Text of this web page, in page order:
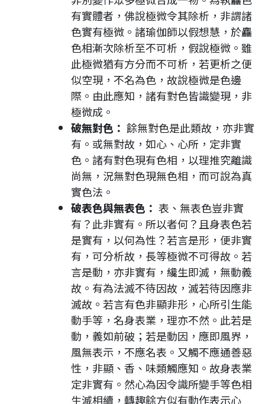
有實體者，佛說極微令其除析，非謂諸
色實有極微。諸瑜伽師以假想慧，於麤
色相漸次除析至不可析，假說極微。雖
此極微猶有方分而不可析，若更析之便
似空現，不名為色，故說極微是色邊
際。由此應知，諸有對色皆識變現，非
極微成。
破無對色： 餘無對色是此類故，亦非實
有。或無對故，如心、心所，定非實
色。諸有對色現有色相，以理推究離識
尚無，況無對色現無色相，而可說為真
實色法。
破表色與無表色： 表、無表色豈非實
有？此非實有。所以者何？且身表色若
是實有，以何為性？若言是形，便非實
有，可分析故，長等極微不可得故。若
言是動，亦非實有，纔生即滅，無動義
故。有為法滅不待因故，滅若待因應非
滅故。若言有色非顯非形，心所引生能
動手等，名身表業，理亦不然。此若是
動，義如前破；若是動因，應即風界，
風無表示，不應名表。又觸不應通善惡
性，非顯、香、味類觸應知。故身表業
定非實有。然心為因令識所變手等色相
生滅相續，轉趣餘方似有動作表示心